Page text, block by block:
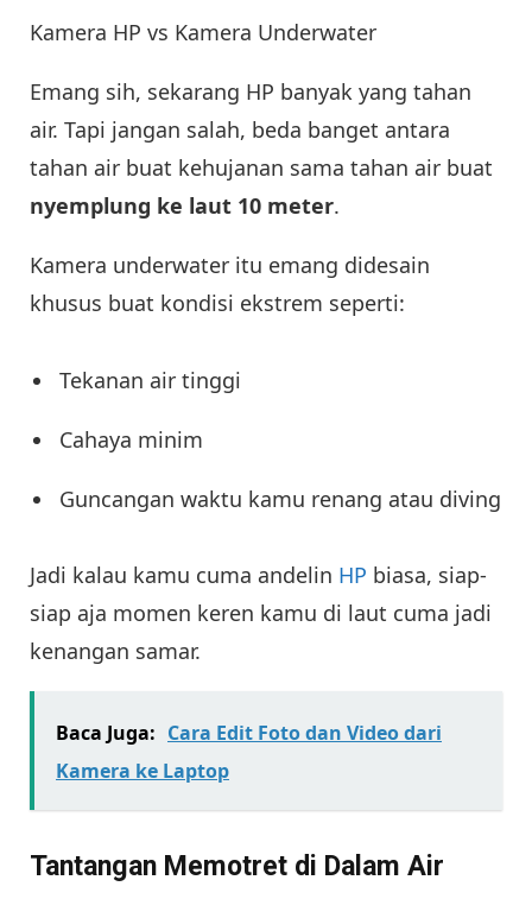
Kamera HP vs Kamera Underwater
Emang sih, sekarang HP banyak yang tahan
air. Tapi jangan salah, beda banget antara
tahan air buat kehujanan sama tahan air buat
nyemplung ke laut 10 meter.
Kamera underwater itu emang didesain
khusus buat kondisi ekstrem seperti:
Tekanan air tinggi
Cahaya minim
Guncangan waktu kamu renang atau diving
Jadi kalau kamu cuma andelin HP biasa, siap-
siap aja momen keren kamu di laut cuma jadi
kenangan samar.
Baca Juga: Cara Edit Foto dan Video dari
Kamera ke Laptop
Tantangan Memotret di Dalam Air